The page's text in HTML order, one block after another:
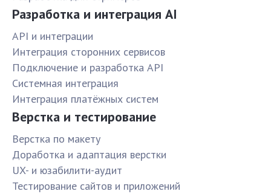
Разработка и интеграция AI
API и интеграции
Интеграция сторонних сервисов
Подключение и разработка API
Системная интеграция
Интеграция платёжных систем
Верстка и тестирование
Верстка по макету
Доработка и адаптация верстки
UX- и юзабилити-аудит
Тестирование сайтов и приложений